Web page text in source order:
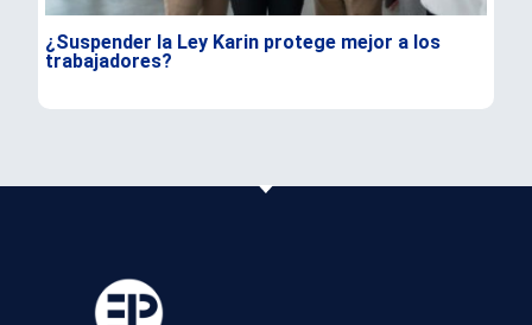
¿Suspender la Ley Karin protege mejor a los
trabajadores?